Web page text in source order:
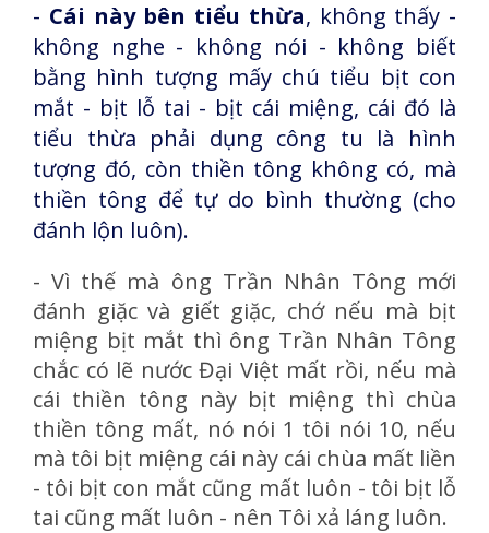
- Cái này bên tiểu thừa, không thấy -
không nghe - không nói - không biết
bằng hình tượng mấy chú tiểu bịt con
mắt - bịt lỗ tai - bịt cái miệng, cái đó là
tiểu thừa phải dụng công tu là hình
tượng đó, còn thiền tông không có, mà
thiền tông để tự do bình thường (cho
đánh lộn luôn).
- Vì thế mà ông Trần Nhân Tông mới
đánh giặc và giết giặc, chớ nếu mà bịt
miệng bịt mắt thì ông Trần Nhân Tông
chắc có lẽ nước Đại Việt mất rồi, nếu mà
cái thiền tông này bịt miệng thì chùa
thiền tông mất, nó nói 1 tôi nói 10, nếu
mà tôi bịt miệng cái này cái chùa mất liền
- tôi bịt con mắt cũng mất luôn - tôi bịt lỗ
tai cũng mất luôn - nên Tôi xả láng luôn.